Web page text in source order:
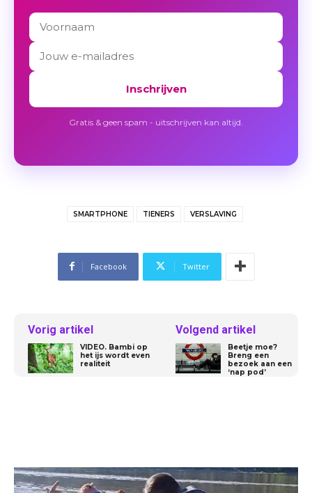
Inschrijven
Gratis & geen spam - uitschrijven kan altijd.
SMARTPHONE TIENERS VERSLAVING
Facebook Twitter
Vorig artikel
VIDEO. Bambi op
het ijs wordt even
realiteit
Volgend artikel
Beetje moe?
Breng een
bezoek aan een
‘nap pod’